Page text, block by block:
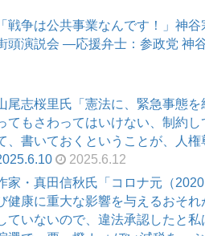
「戦争は公共事業なんです！」神
頭演説会 ―応援弁士：参政党 神
尾志桜里氏「憲法に、緊急事態
てもさわってはいけない、制約
、書いておくということが、人
2025.6.12
家・真田信秋氏「コロナ元（
健康に重大な影響を与えるおそ
ていないので、違法承認したと